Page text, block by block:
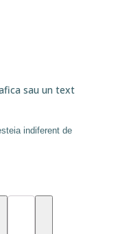
sau un text
indiferent de